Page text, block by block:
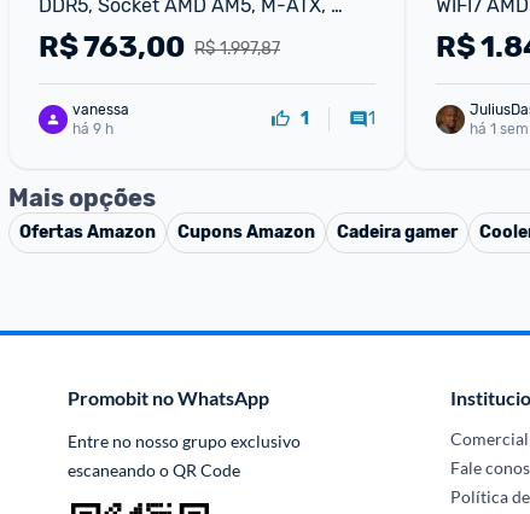
DDR5, Socket AMD AM5, M-ATX,
Chipset AMD B650 B650M-AYW-WIFI
R$ 1.997,87
R$763,00
vanessa
há 9 h
1 1
WIFI7
7 tooth -
R$
há 1 sem
Mais opções
OfertasAmazon CuponsAmazon Cadeira gamer
Promobit no WhatsApp
Entre no nosso grupo exclusivo
escaneando o QR Code
Comercial
Fale
Política